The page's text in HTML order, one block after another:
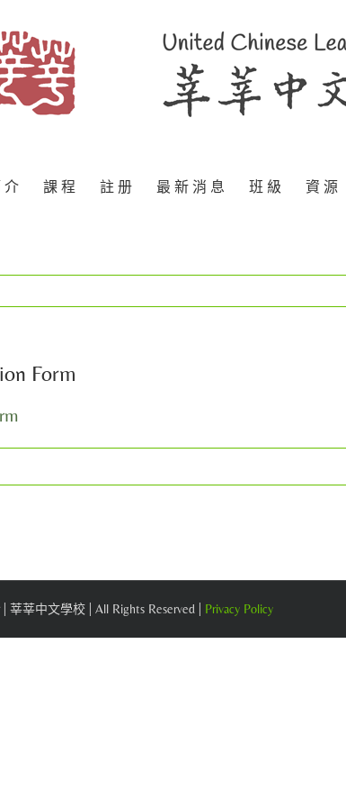
介 課 程 註 册 最 新 消 息 班 級 資 源
Form
莘莘中文學校 | All Rights Reserved | Privacy Policy